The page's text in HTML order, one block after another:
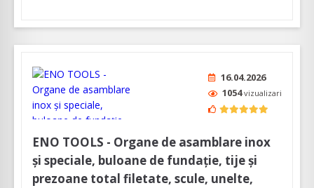
16.04.2026
1054vizualizari
ENO TOOLS - Organe de asamblare inox
și speciale, buloane de fundație, tije și
prezoane total filetate, scule, unelte,